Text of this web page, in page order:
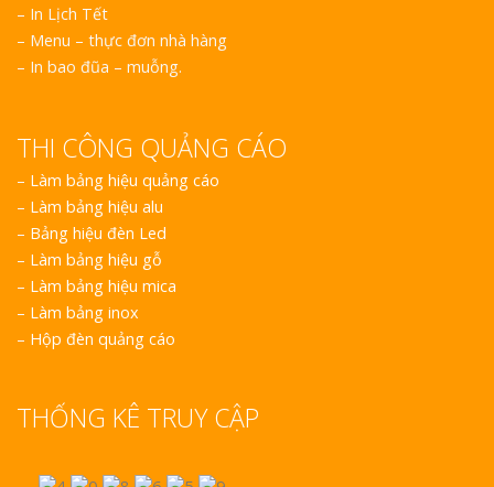
– In Lịch Tết
– Menu – thực đơn nhà hàng
– In bao đũa – muỗng.
THI CÔNG QUẢNG CÁO
– Làm bảng hiệu quảng cáo
– Làm bảng hiệu alu
– Bảng hiệu đèn Led
– Làm bảng hiệu gỗ
– Làm bảng hiệu mica
– Làm bảng inox
– Hộp đèn quảng cáo
THỐNG KÊ TRUY CẬP